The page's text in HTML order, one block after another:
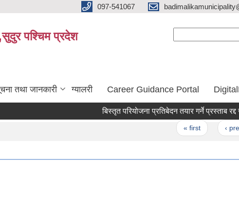
097-541067
,सुदुर पश्चिम प्रदेश
तथा जानकारी ग्यालरी Career Guidance Portal
बिस्तृत परियोजना प्रतिबेदन तयार गर्ने प्रस्ताब रद्द
« first ‹